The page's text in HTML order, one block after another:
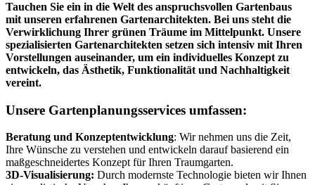
Tauchen Sie ein in die Welt des anspruchsvollen Gartenbaus
mit unseren erfahrenen Gartenarchitekten. Bei uns steht die
Verwirklichung Ihrer grünen Träume im Mittelpunkt. Unsere
spezialisierten Gartenarchitekten setzen sich intensiv mit Ihren
Vorstellungen auseinander, um ein individuelles Konzept zu
entwickeln, das Ästhetik, Funktionalität und Nachhaltigkeit
vereint.
Unsere Gartenplanungsservices umfassen:
Beratung und Konzeptentwicklung: Wir nehmen uns die Zeit,
Ihre Wünsche zu verstehen und entwickeln darauf basierend ein
maßgeschneidertes Konzept für Ihren Traumgarten.
3D-Visualisierung: Durch modernste Technologie bieten wir Ihnen